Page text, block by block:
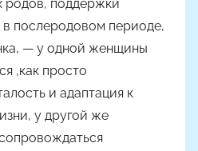
родов, поддержки
послеродовом периоде,
— у одной женщины
,как просто
и адаптация к
у другой же